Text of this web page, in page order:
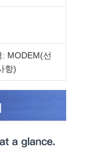
: MODEM(선
항)